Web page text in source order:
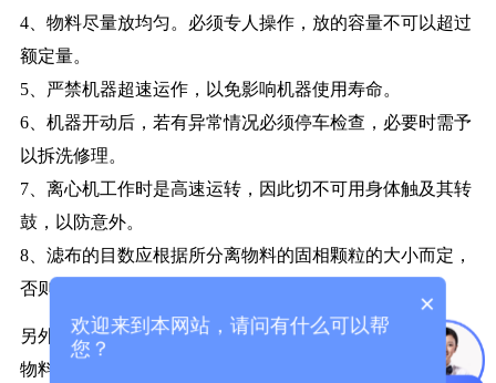
4、物料尽量放均匀。必须专人操作，放的容量不可以超过
额定量。
5、严禁机器超速运作，以免影响机器使用寿命。
6、机器开动后，若有异常情况必须停车检查，必要时需予
以拆洗修理。
7、离心机工作时是高速运转，因此切不可用身体触及其转
鼓，以防意外。
8、滤布的目数应根据所分离物料的固相颗粒的大小而定，
否则影响分离效果。
另外滤布安装时应将滤布密封圈嵌入转鼓密封槽内，以防
物料跑入。
×
欢迎来到本网站，请问有什么可以帮
您？